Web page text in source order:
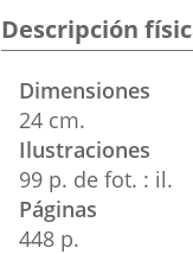
Descripción
Dimensiones
24 cm.
Ilustraciones
99 p. de fot. : il.
Páginas
448 p.